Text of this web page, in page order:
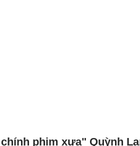
phim xưa" Quỳnh